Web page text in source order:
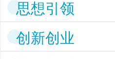
思想引领
创新创业